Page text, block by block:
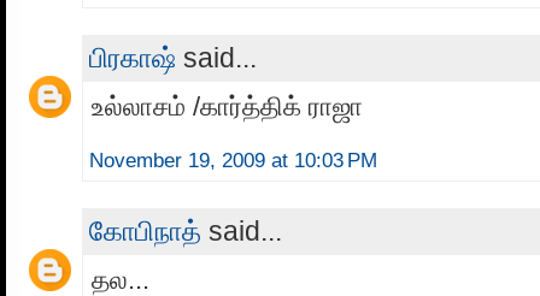
பிரகாஷ் said...
உல்லாசம் /கார்த்திக் ராஜா
November 19, 2009 at 10:03 PM
கோபிநாத் said...
தல...